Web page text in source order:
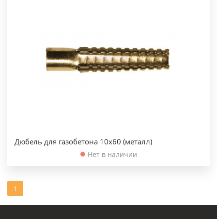
Дюбель для газобетона 10х60 (металл)
Нет в наличии
1